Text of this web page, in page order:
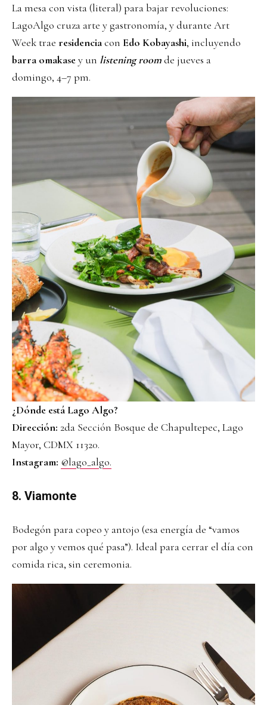
La mesa con vista (literal) para bajar revoluciones:
LagoAlgo cruza arte y gastronomía, y durante Art
Week trae residenciacon Edo Kobayashi, incluyendo
barra omakasey un listening roomde jueves a
domingo, 4–7 pm.
¿Dónde está Lago Algo?
Dirección: 2da Sección Bosque de Chapultepec, Lago
Mayor, CDMX 11320.
Instagram: @lago_algo.
8. Viamonte
Bodegón para copeo y antojo (esa energía de “vamos
por algo y vemos qué pasa”). Ideal para cerrar el día con
comida rica, sin ceremonia.